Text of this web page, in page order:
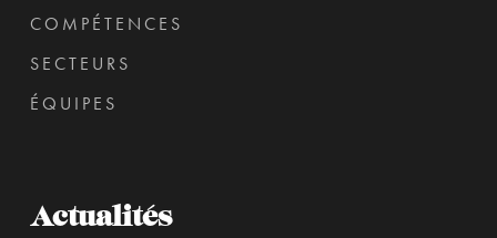
COMPÉTENCES
SECTEURS
ÉQUIPES
Actualités